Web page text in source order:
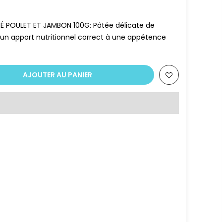
POULET ET JAMBON 100G: Pâtée délicate de
apport nutritionnel correct à une appétence
AJOUTER AU PANIER